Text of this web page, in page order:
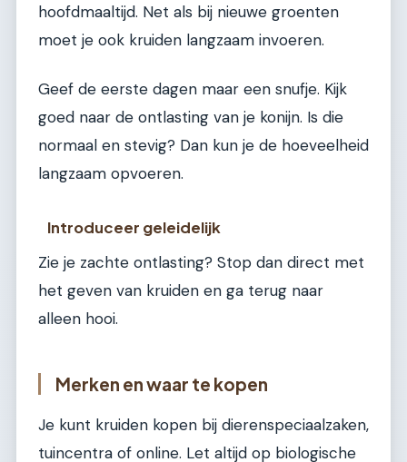
hoofdmaaltijd. Net als bij nieuwe groenten
moet je ook kruiden langzaam invoeren.
Geef de eerste dagen maar een snufje. Kijk
goed naar de ontlasting van je konijn. Is die
normaal en stevig? Dan kun je de hoeveelheid
langzaam opvoeren.
Introduceer geleidelijk
Zie je zachte ontlasting? Stop dan direct met
het geven van kruiden en ga terug naar
alleen hooi.
Merken en waar te kopen
Je kunt kruiden kopen bij dierenspeciaalzaken,
tuincentra of online. Let altijd op biologische